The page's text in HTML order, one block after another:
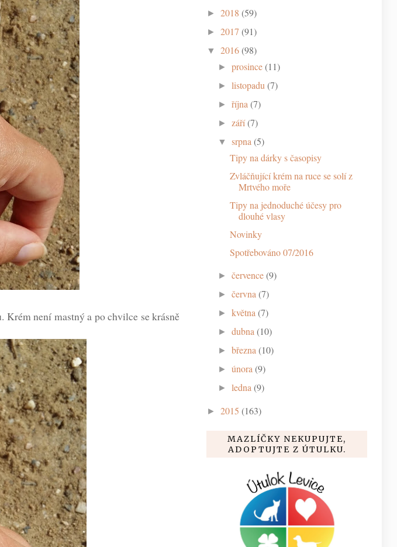
Krém není mastný a po chvilce se krásně
► 2018 (59)
► 2017 (91)
▼ 2016(98)
►prosince(11)
►listopadu (7)
►října (7)
► září(7)
▼ srpna (5)
Tipy na dárky s časopisy
Zvláčňující krém na ruce se solí z
Mrtvého moře
Tipy na jednoduché účesy pro
dlouhé vlasy
Novinky
Spotřebováno 07/2016
►července(9)
►června (7)
►května (7)
►dubna (10)
►března (10)
►února (9)
►ledna (9)
► 2015 (163)
MAZLÍČKY NEKUPUJTE,
ADOPTUJTE Z ÚTULKU.